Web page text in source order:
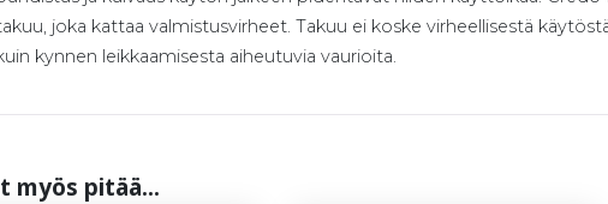
joka kattaa valmistusvirheet. Takuu ei koske virheellisestä
kynnen leikkaamisesta aiheutuvia vaurioita.
myös pi­tää...